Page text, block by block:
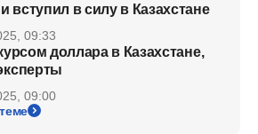
вступил в силу в Казахстане
09:33
доллара в Казахстане,
09:00